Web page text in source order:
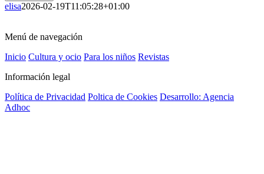
elisa2026-02-19T11:05:28+01:00
Menú de navegación
Inicio Cultura y ocio Para los niños Revistas
Información legal
Política de Privacidad Poltica de Cookies Desarrollo: Agencia
Adhoc